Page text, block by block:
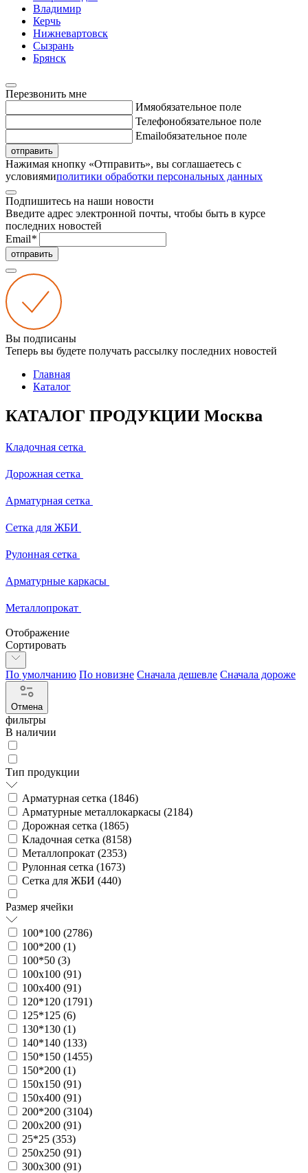
Владимир
Керчь
Нижневартовск
Сызрань
Брянск
Перезвонить мне
Имяобязательное поле
Телефонобязательное поле
Emailобязательное поле
отправить
Нажимая кнопку «Отправить», вы соглашаетесь с
условиямиполитики обработки персональных данных
Подпишитесь на наши новости
Введите адрес электронной почты, чтобы быть в курсе
последних новостей
Email*
отправить
Вы подписаны
Теперь вы будете получать рассылку последних новостей
Главная
Каталог
КАТАЛОГ ПРОДУКЦИИ Москва
Кладочная сетка
Дорожная сетка
Арматурная сетка
Сетка для ЖБИ
Рулонная сетка
Арматурные каркасы
Металлопрокат
Отображение
Сортировать
По умолчанию По новизне Сначала дешевле Сначала дороже
Отмена
фильтры
В наличии
Тип продукции
Арматурная сетка (1846)
Арматурные металлокаркасы (2184)
Дорожная сетка (1865)
Кладочная сетка (8158)
Металлопрокат (2353)
Рулонная сетка (1673)
Сетка для ЖБИ (440)
Размер ячейки
100*100 (2786)
100*200 (1)
100*50 (3)
100х100 (91)
100х400 (91)
120*120 (1791)
125*125 (6)
130*130 (1)
140*140 (133)
150*150 (1455)
150*200 (1)
150х150 (91)
150х400 (91)
200*200 (3104)
200х200 (91)
25*25 (353)
250х250 (91)
300х300 (91)